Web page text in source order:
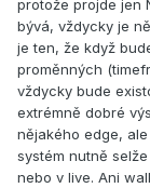
protože projde jen
bývá, vždycky je
je ten, že když
proměnných
vždycky bude
extrémně dobré
nějakého edge,
systém nutně
nebo v live. Ani